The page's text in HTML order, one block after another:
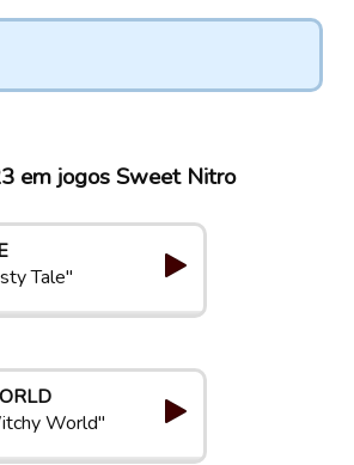
em jogos Sweet Nitro
Tale"
World"